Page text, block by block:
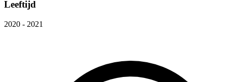
Leeftijd
2020 - 2021